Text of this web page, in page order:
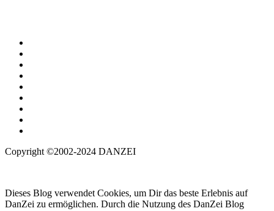
Copyright ©2002-2024 DANZEI
Dieses Blog verwendet Cookies, um Dir das beste Erlebnis auf
DanZei zu ermöglichen. Durch die Nutzung des DanZei Blog